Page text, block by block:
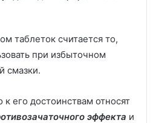
таблеток считается то,
при избыточном
смазки.
к его достоинствам относят
эффекта и